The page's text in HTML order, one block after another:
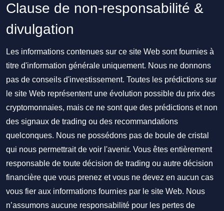
Clause de non-responsabilité &
divulgation
Les informations contenues sur ce site Web sont fournies à
titre d'information générale uniquement. Nous ne donnons
pas de conseils d'investissement. Toutes les prédictions sur
le site Web représentent une évolution possible du prix des
cryptomonnaies, mais ce ne sont que des prédictions et non
des signaux de trading ou des recommandations
quelconques. Nous ne possédons pas de boule de cristal
qui nous permettrait de voir l'avenir. Vous êtes entièrement
responsable de toute décision de trading ou autre décision
financière que vous prenez et vous ne devez en aucun cas
vous fier aux informations fournies par le site Web. Nous
n’assumons aucune responsabilité pour les pertes de